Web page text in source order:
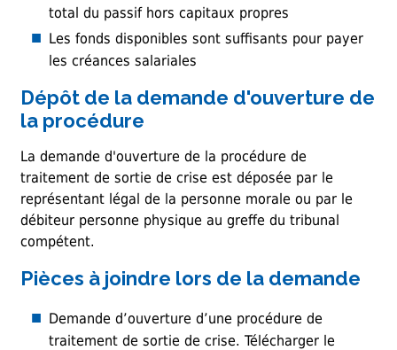
total du passif hors capitaux propres
Les fonds disponibles sont suffisants pour payer
les créances salariales
Dépôt de la demande d'ouverture de
la procédure
La demande d'ouverture de la procédure de
traitement de sortie de crise est déposée par le
représentant légal de la personne morale ou par le
débiteur personne physique au greffe du tribunal
compétent.
Pièces à joindre lors de la demande
Demande d’ouverture d’une procédure de
traitement de sortie de crise. Télécharger le